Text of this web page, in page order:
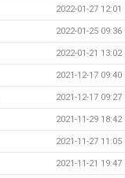
2022-01-27 12:01
2022-01-25 09:36
2022-01-21 13:02
2021-12-17 09:40
2021-12-17 09:27
2021-11-29 18:42
2021-11-27 11:05
2021-11-21 19:47